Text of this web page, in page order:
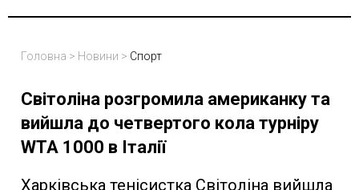
Головна > Новини > Спорт
Світоліна розгромила американку та
вийшла до четвертого кола турніру
WTA 1000 в Італії
Харківська тенісистка Світоліна вийшла